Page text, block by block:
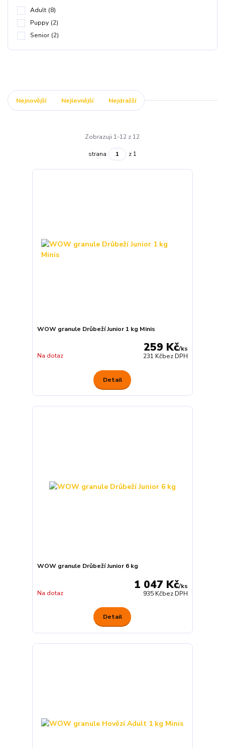
Adult (8)
Puppy (2)
Senior (2)
Nejnovější Nejlevnější Nejdražší
Zobrazuji 1-12 z 12
strana z 1
WOW granule Drůbeží Junior 1 kg Minis
259 Kč/ks
231 Kčbez DPH
Na dotaz
Detail
WOW granule Drůbeží Junior 6 kg
1 047 Kč/ks
935 Kčbez DPH
Na dotaz
Detail